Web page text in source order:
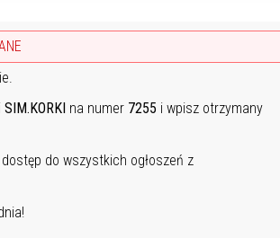
SIM.KORKI na numer 7255 i wpisz otrzymany
do wszystkich ogłoszeń z